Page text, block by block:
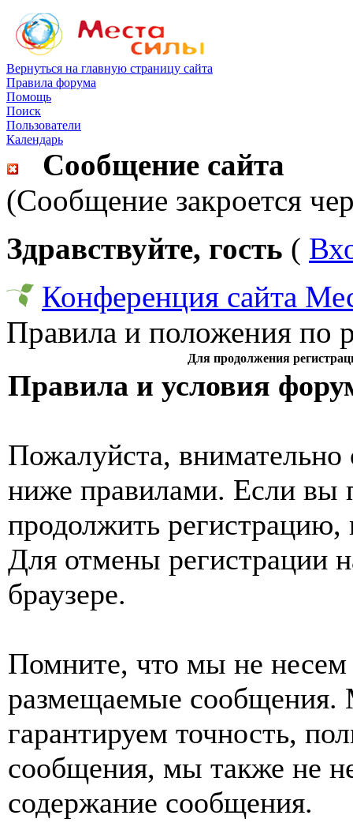
Вернуться на главную страницу сайта
Правила форума
Помощь
Поиск
Пользователи
Календарь
Сообщение сайта
(Сообщение закроется
Здравствуйте, гость (
Конференция сайта
Правила и положения по
Для продолжения
Правила и условия
Пожалуйста, внимательно
ниже правилами. Если вы
продолжить
Для отмены регистрации
браузере.
Помните, что мы не несем
размещаемые сообщения.
гарантируем точность,
сообщения, мы также не
содержание сообщения.